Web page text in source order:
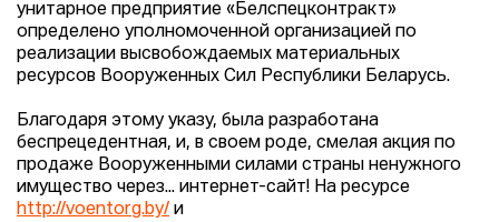
унитарное предприятие «Белспецконтракт»
определено уполномоченной организацией по
реализации высвобождаемых материальных
ресурсов Вооруженных Сил Республики Беларусь.
Благодаря этому указу, была разработана
беспрецедентная, и, в своем роде, смелая акция по
продаже Вооруженными силами страны ненужного
имущество через... интернет-сайт! На ресурсе
http://voentorg.by/ и